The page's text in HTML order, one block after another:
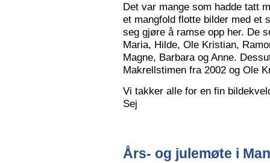
Det var mange som hadde tatt
et mangfold flotte bilder med et
seg gjøre å ramse opp her. De
Maria, Hilde, Ole Kristian,
Magne, Barbara og Anne.
Makrellstimen fra 2002 og Ole
Vi takker alle for en fin
Sej
Års- og julemøte i